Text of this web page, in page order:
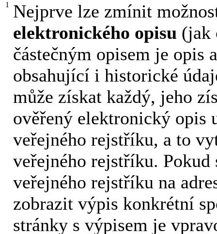
1
Nejprve lze zmínit
elektronického opisu (jak
částečným opisem je opis
obsahující i historické
může získat každý, jeho
ověřený elektronický opis
veřejného rejstříku, a to
veřejného rejstříku.
veřejného rejstříku na
zobrazit výpis konkrétní
stránky s výpisem je